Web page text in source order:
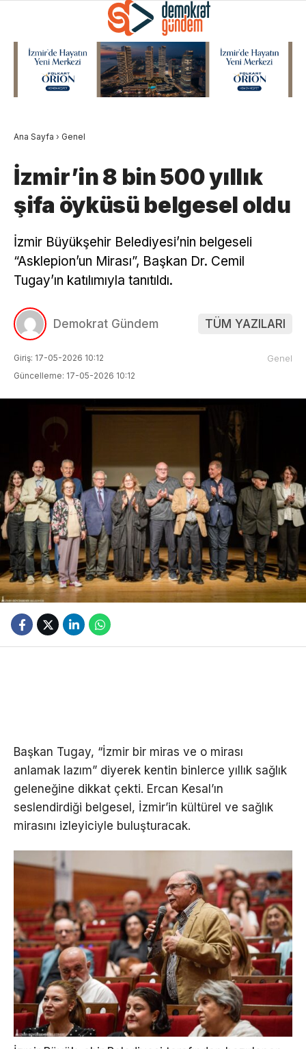
Ana Sayfa › Genel
İzmir’in 8 bin 500 yıllık
şifa öyküsü belgesel oldu
İzmir Büyükşehir Belediyesi’nin belgeseli
“Asklepion’un Mirası”, Başkan Dr. Cemil
Tugay’ın katılımıyla tanıtıldı.
Demokrat Gündem TÜM YAZILARI
Giriş: 17-05-2026 10:12
Güncelleme: 17-05-2026 10:12
Genel
Başkan Tugay, “İzmir bir miras ve o mirası
anlamak lazım” diyerek kentin binlerce yıllık sağlık
geleneğine dikkat çekti. Ercan Kesal’ın
seslendirdiği belgesel, İzmir’in kültürel ve sağlık
mirasını izleyiciyle buluşturacak.